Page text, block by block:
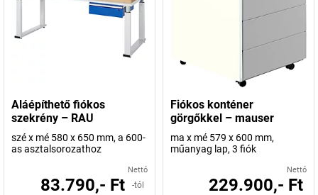
Aláépíthető fiókos
szekrény – RAU
szé x mé 580 x 650 mm, a 600-
as asztalsorozathoz
Nettó
83.790,- Ft -tól
Fiókos konténer
görgőkkel – mauser
ma x mé 579 x 600 mm,
műanyag lap, 3 fiók
Nettó
229.900,- Ft